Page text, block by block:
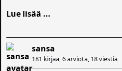
Lue lisää ...
sansa
181 kirjaa, 6 arviota, 18 viestiä